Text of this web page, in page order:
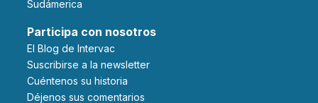
Sudámerica
Participa con nosotros
El Blog de Intervac
Suscribirse a la newsletter
Cuéntenos su historia
Déjenos sus comentarios